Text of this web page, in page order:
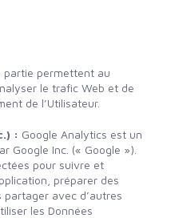
partie permettent au
le trafic Web et de
de l’Utilisateur.
: Google Analytics est un
Google Inc. (« Google »).
pour suivre et
préparer des
avec d’autres
les Données